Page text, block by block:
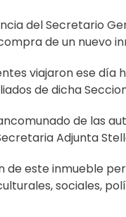
del Secretario
de un nuevo
viajaron ese día
de dicha
de las
Adjunta
de este inmueble
sociales,